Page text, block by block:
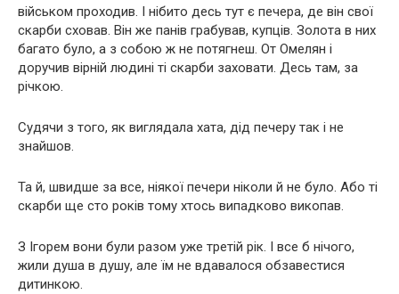
військом проходив. І нібито десь тут є печера, де він свої
скарби сховав. Він же панів грабував, купців. Золота в них
багато було, а з собою ж не потягнеш. От Омелян і
доручив вірній людині ті скарби заховати. Десь там, за
річкою.
Судячи з того, як виглядала хата, дід печеру так і не
знайшов.
Та й, швидше за все, ніякої печери ніколи й не було. Або ті
скарби ще сто років тому хтось випадково викопав.
З Ігорем вони були разом уже третій рік. І все б нічого,
жили душа в душу, але їм не вдавалося обзавестися
дитинкою.